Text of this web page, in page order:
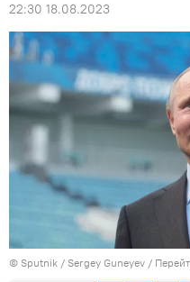
22:30 18.08.2023
© Sputnik / Sergey Guneyev /